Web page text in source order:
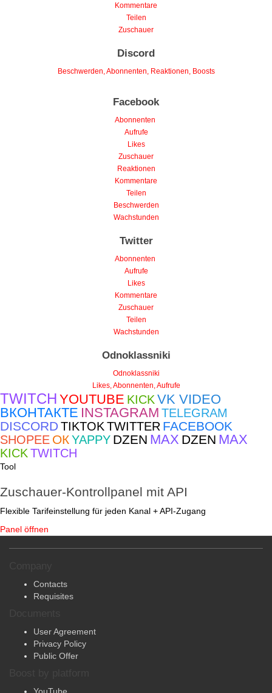
Kommentare
Teilen
Zuschauer
Discord
Beschwerden, Abonnenten, Reaktionen, Boosts
Facebook
Abonnenten
Aufrufe
Likes
Zuschauer
Reaktionen
Kommentare
Teilen
Beschwerden
Wachstunden
Twitter
Abonnenten
Aufrufe
Likes
Kommentare
Zuschauer
Teilen
Wachstunden
Odnoklassniki
Odnoklassniki
Likes, Abonnenten, Aufrufe
TWITCH YOUTUBE KICK VK VIDEO
ВКОНТАКТЕ INSTAGRAM TELEGRAM
DISCORD TIKTOK TWITTER FACEBOOK
SHOPEE ОКYAPPY DZEN MAX DZEN MAX
KICK TWITCH
Tool
Zuschauer-Kontrollpanel mit API
Flexible Tarifeinstellung für jeden Kanal + API-Zugang
Panel öffnen
Contacts
Requisites
User Agreement
Privacy Policy
Public Offer
YouTube